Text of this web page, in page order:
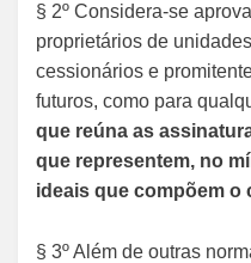
§ 2º Considera-se
proprietários de
cessionários e
futuros, como para
que reúna as
que representem, no
ideais que compõem o
§ 3º Além de outras